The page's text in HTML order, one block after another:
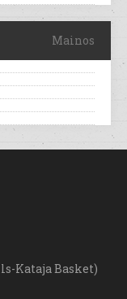
Mainos
Kataja Basket)